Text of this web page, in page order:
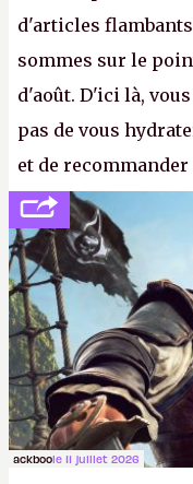
d'articles
sommes sur le
d'août. D'ici là,
pas de vous
et de recommander
votre famille et
dans la rue. Bon
ackboole 11 juillet 2026